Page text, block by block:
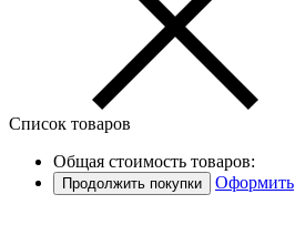
Список товаров
Общая стоимость товаров:
Продолжить покупки Оформить